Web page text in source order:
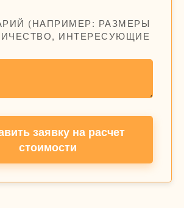
(НАПРИМЕР: РАЗМЕРЫ
ИНТЕРЕСУЮЩИЕ
заявку на расчет
стоимости